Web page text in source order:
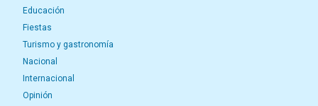
Educación
Fiestas
Turismo y gastronomía
Nacional
Internacional
Opinión